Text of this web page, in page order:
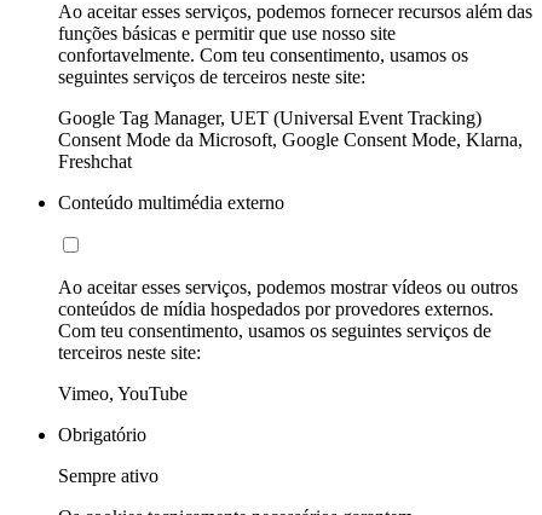
Ao aceitar esses serviços, podemos fornecer recursos além das
funções básicas e permitir que use nosso site
confortavelmente. Com teu consentimento, usamos os
seguintes serviços de terceiros neste site:
Google Tag Manager, UET (Universal Event Tracking)
Consent Mode da Microsoft, Google Consent Mode, Klarna,
Freshchat
Conteúdo multimédia externo
Ao aceitar esses serviços, podemos mostrar vídeos ou outros
conteúdos de mídia hospedados por provedores externos.
Com teu consentimento, usamos os seguintes serviços de
terceiros neste site:
Vimeo, YouTube
Obrigatório
Sempre ativo